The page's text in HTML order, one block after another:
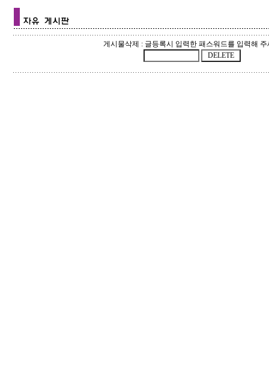
게시물삭제 : 글등록시 입력한 패스워드를 입력해 주